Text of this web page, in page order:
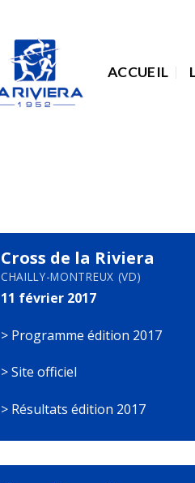
ACCUEIL
Cross de la Riviera
CHAILLY-MONTREUX (VD)
11 février 2017
> Programme édition 2017
>Site officiel
> Résultats édition 2017